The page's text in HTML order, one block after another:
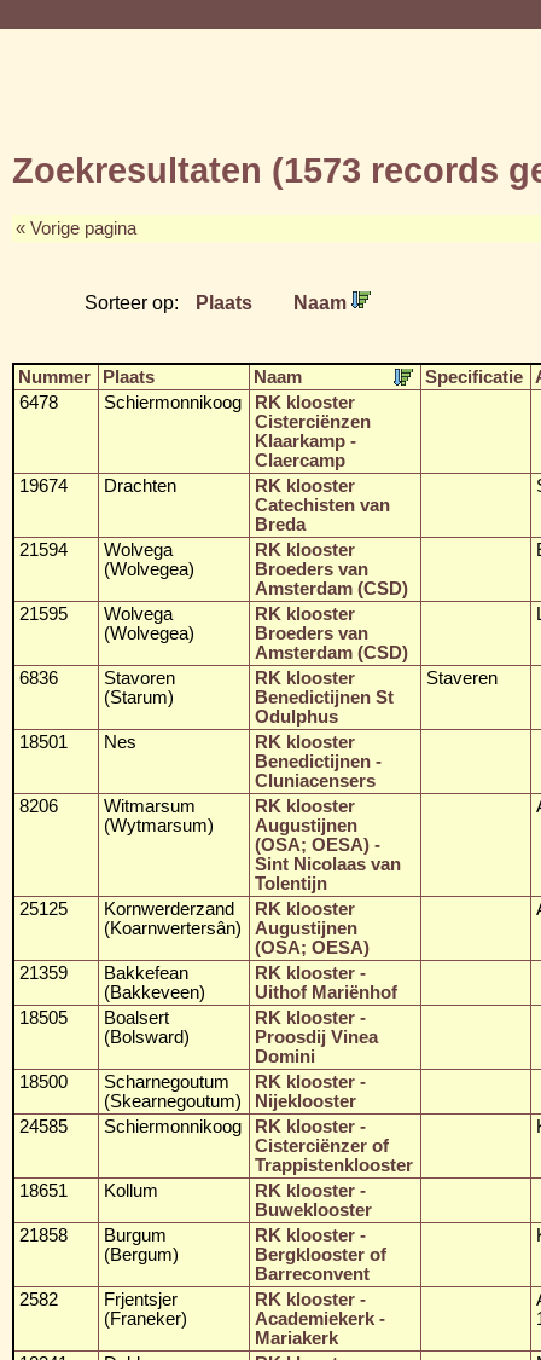
Zoekresultaten (1573 records
« Vorige pagina
Sorteer op: Plaats Naam
Nummer Plaats Naam Specificatie
6478
Schiermonnikoog
RK klooster
Cisterciënzen
Klaarkamp -
Claercamp
19674
Drachten
RK klooster
Catechisten van
Breda
21594
Wolvega
(Wolvegea)
RK klooster
Broeders van
Amsterdam (CSD)
21595
Wolvega
(Wolvegea)
RK klooster
Broeders van
Amsterdam (CSD)
6836
Stavoren
(Starum)
RK klooster
Benedictijnen St
Odulphus
Staveren
18501 Nes
RK klooster
Benedictijnen -
Cluniacensers
8206
Witmarsum
(Wytmarsum)
RK klooster
Augustijnen
(OSA; OESA) -
Sint Nicolaas van
Tolentijn
25125
Kornwerderzand
(Koarnwertersân)
RK klooster
Augustijnen
(OSA; OESA)
21359
Bakkefean
(Bakkeveen)
RK klooster -
Uithof Mariënhof
18505
Boalsert
(Bolsward)
RK klooster -
Proosdij Vinea
Domini
18500
Scharnegoutum
(Skearnegoutum)
RK klooster -
Nijeklooster
24585
Schiermonnikoog
RK klooster -
Cisterciënzer of
Trappistenklooster
18651 Kollum
RK klooster -
Buweklooster
21858
Burgum
(Bergum)
RK klooster -
Bergklooster of
Barreconvent
2582
Frjentsjer
(Franeker)
RK klooster -
Academiekerk -
Mariakerk